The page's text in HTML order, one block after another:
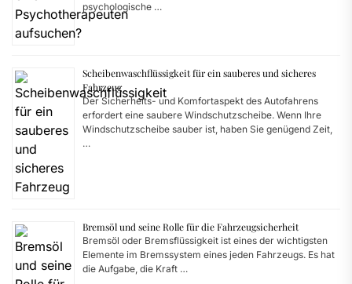
psychologische …
Scheibenwaschflüssigkeit für ein sauberes und sicheres
Fahrzeug
Der Sicherheits- und Komfortaspekt des Autofahrens
erfordert eine saubere Windschutzscheibe. Wenn Ihre
Windschutzscheibe sauber ist, haben Sie genügend Zeit,
…
Bremsöl und seine Rolle für die Fahrzeugsicherheit
Bremsöl oder Bremsflüssigkeit ist eines der wichtigsten
Elemente im Bremssystem eines jeden Fahrzeugs. Es hat
die Aufgabe, die Kraft …